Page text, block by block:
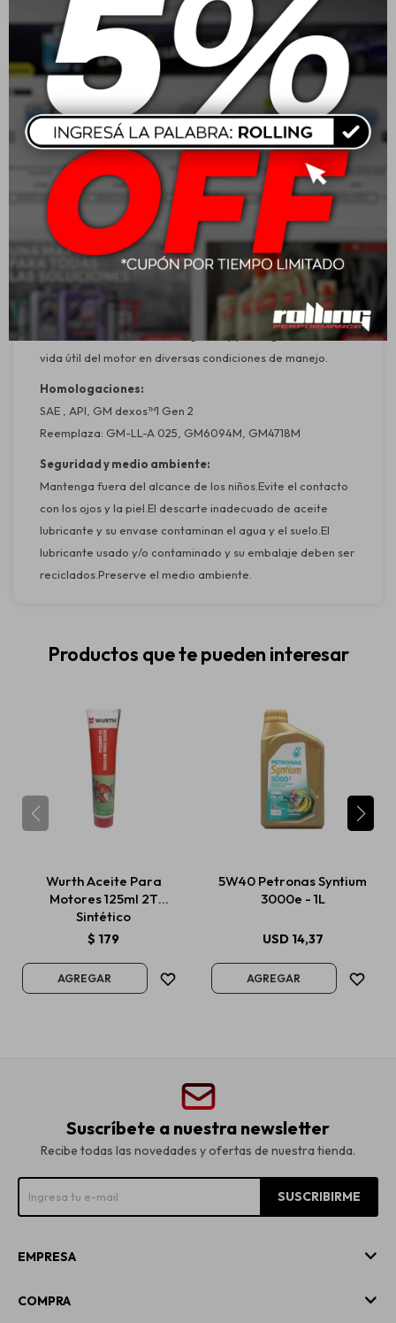
combustible.
Características:
Tecnología CoolTech™ para un excelente control de
temperatura.
Máxima protección contra el desgaste y depósitos.
Mejora en el rendimiento del motor en condiciones
severas.
Aprobación oficial GM dexos™1 gen 2.
Contribuye al ahorro de combustible.
Aplicación:
Recomendado para vehículos livianos, especialmente
automóviles GM con motores a gasolina, etanol, GNV o
flex.También es apto para motores de otras marcas como
FORD y CHRYSLER.Desarrollado para garantizar alto
rendimiento, eficiencia energética y prolongación de la
vida útil del motor en diversas condiciones de manejo.
Homologaciones:
SAE , API, GM dexos™1 Gen 2
Reemplaza: GM-LL-A 025, GM6094M, GM4718M
Seguridad y medio ambiente:
Mantenga fuera del alcance de los niños.Evite el contacto
con los ojos y la piel.El descarte inadecuado de aceite
lubricante y su envase contaminan el agua y el suelo.El
lubricante usado y/o contaminado y su embalaje deben ser
reciclados.Preserve el medio ambiente.
Productos que te pueden interesar
Wurth Aceite Para
Motores 125ml 2T
Sintético
$ 179
5W40 Petronas Syntium
3000e - 1L
USD 14,37
Suscríbete a nuestra newsletter
Recibe todas las novedades y ofertas de nuestra tienda.
SUSCRIBIRME
EMPRESA
COMPRA